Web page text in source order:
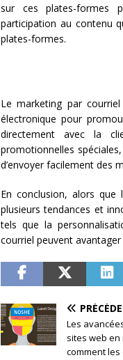
sur ces plates-formes
participation au contenu
plates-formes.
Le marketing par
électronique pour
directement avec la
promotionnelles
d’envoyer facilement des
En conclusion, alors que
plusieurs tendances et
tels que la
courriel peuvent
Les
sites web
comment